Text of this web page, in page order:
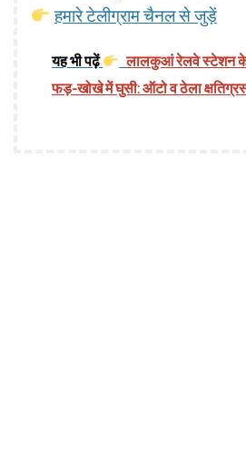
हमारे टेलीग्राम चैनल से जुड़ें
यह भी पढ़ें
लालकुआं रेलवे स्टेशन के
फड़-खोखे में घुसी: ऑटो व ठेला